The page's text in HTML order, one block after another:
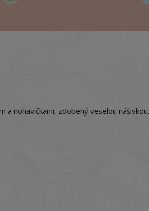
a nohavičkami, zdobený veselou nášivkou.